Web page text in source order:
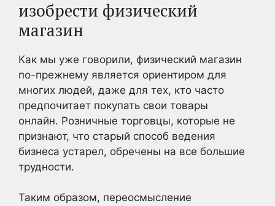
изобрести физический
магазин
Как мы уже говорили, физический магазин
по-прежнему является ориентиром для
многих людей, даже для тех, кто часто
предпочитает покупать свои товары
онлайн. Розничные торговцы, которые не
признают, что старый способ ведения
бизнеса устарел, обречены на все большие
трудности.
Таким образом, переосмысление